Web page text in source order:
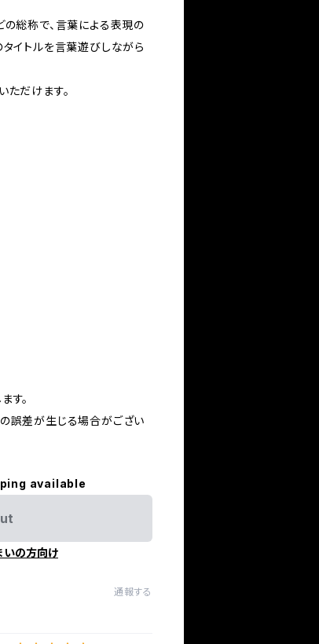
総称で、言葉による表現の
イトルを言葉遊びしながら
ただけます。
す。
誤差が生じる場合がござい
available
いの方向け
通報する